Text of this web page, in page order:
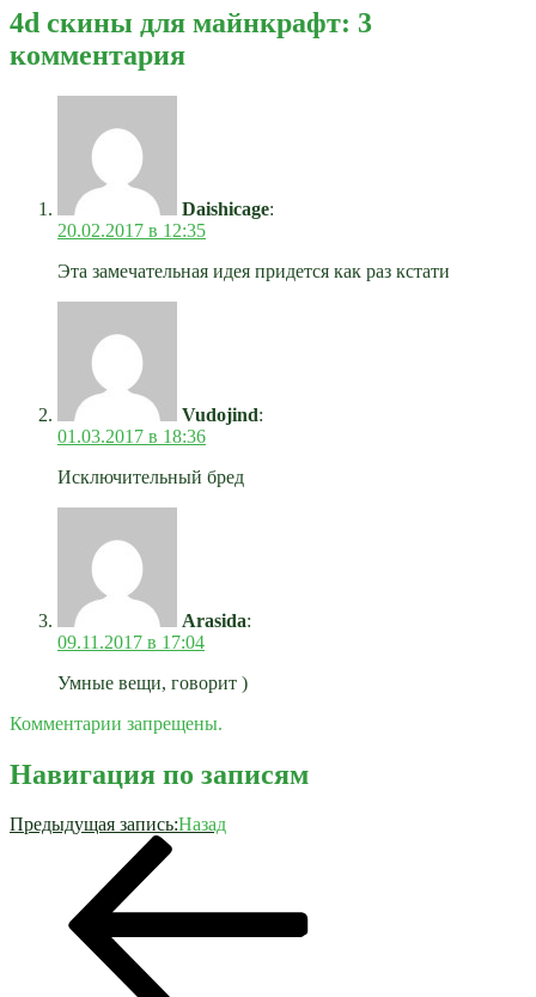
4d скины для майнкрафт: 3
комментария
Daishicage:
20.02.2017 в 12:35
Эта замечательная идея придется как раз кстати
Vudojind:
01.03.2017 в 18:36
Исключительный бред
Arasida:
09.11.2017 в 17:04
Умные вещи, говорит )
Комментарии запрещены.
Навигация по записям
Предыдущая запись:Назад